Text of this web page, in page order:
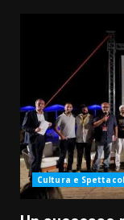
Cultura e